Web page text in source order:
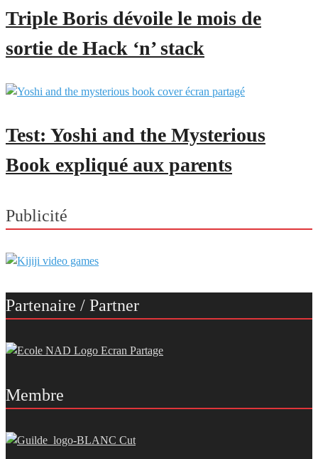
Triple Boris dévoile le mois de
sortie de Hack ‘n’ stack
Test: Yoshi and the Mysterious
Book expliqué aux parents
Publicité
Partenaire / Partner
Membre